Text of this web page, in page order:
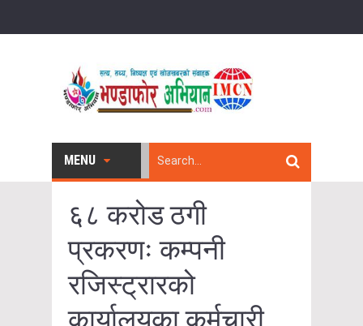
MENU
६८ करोड ठगी
प्रकरणः कम्पनी
रजिस्ट्रारको